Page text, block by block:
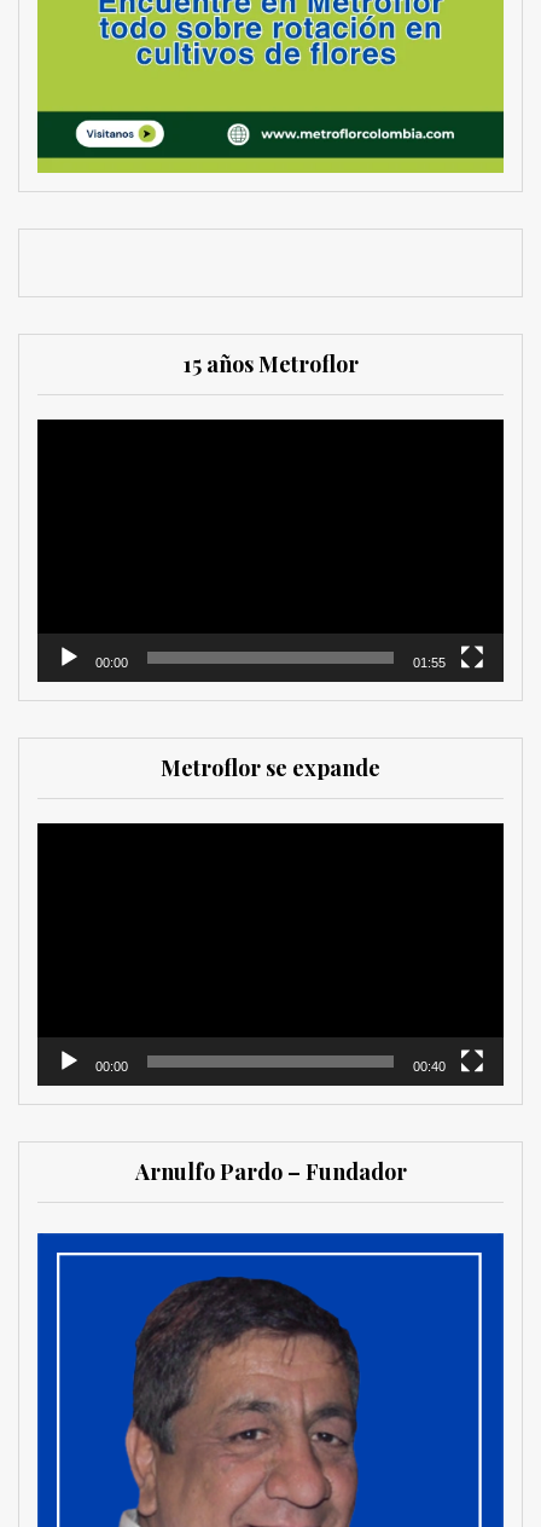
15 años Metroflor
00:00 01:55
Metroflor se expande
00:00 00:40
Arnulfo Pardo – Fundador